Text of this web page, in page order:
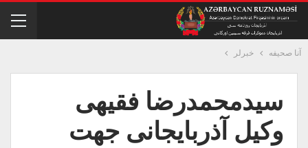
آنا صحیفه خبرلر
سیدمحمدرضا فقیهی
وکیل آذربایجانی جهت